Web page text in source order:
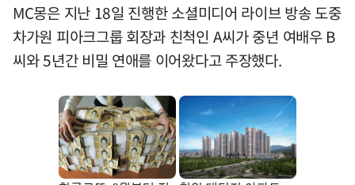
MC몽은 지난 18일 진행한 소셜미디어 라이브 방송 도중
차가원 피아크그룹 회장과 친척인 A씨가 중년 여배우 B
씨와 5년간 비밀 연애를 이어왔다고 주장했다.